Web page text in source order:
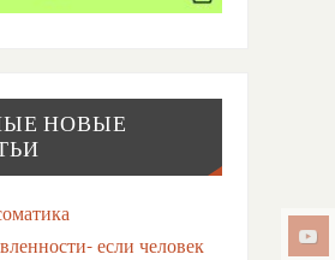
НОВЫЕ
если человек